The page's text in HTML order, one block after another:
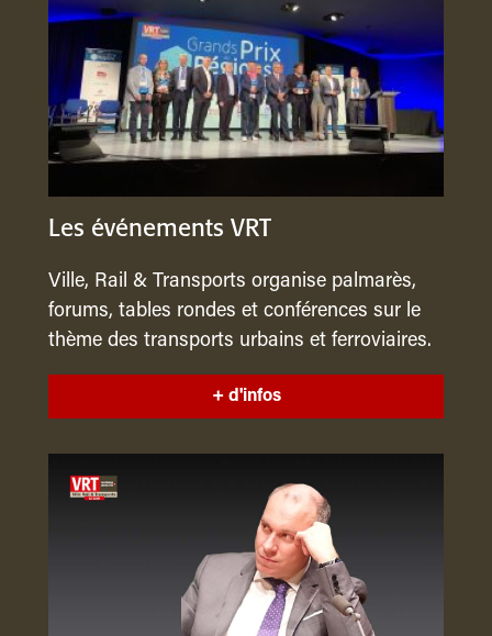
Les événements VRT
Ville, Rail & Transports organise palmarès,
forums, tables rondes et conférences sur le
thème des transports urbains et ferroviaires.
+ d'infos